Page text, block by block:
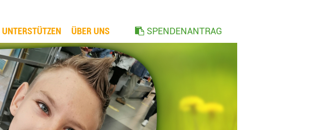
UNTERSTÜTZEN ÜBER UNS SPENDENANTRAG